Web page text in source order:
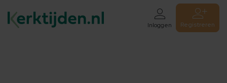
Inloggen Registreren